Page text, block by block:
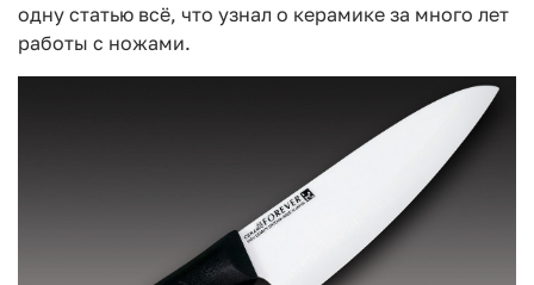
одну статью всё, что узнал о керамике за много лет
работы с ножами.